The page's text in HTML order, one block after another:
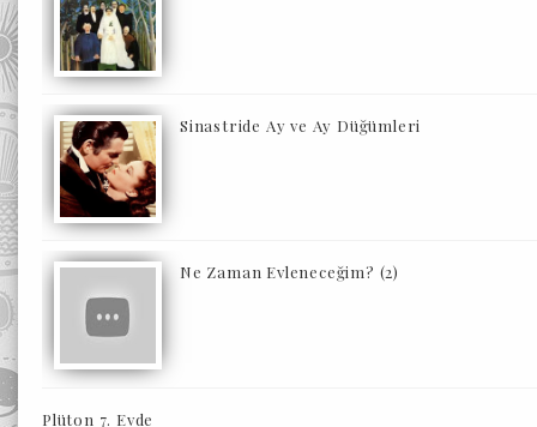
Sinastride Ay ve Ay Düğümleri
Ne Zaman Evleneceğim? (2)
Plüton 7. Evde